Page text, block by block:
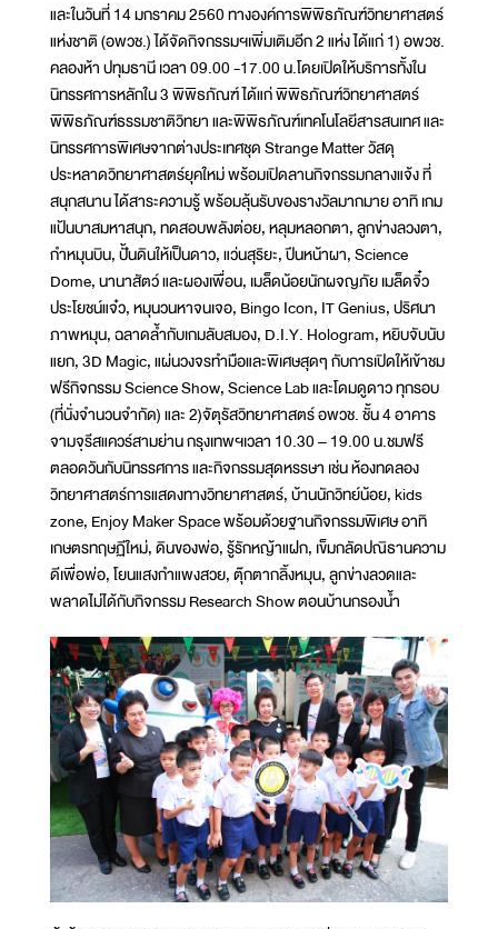
และในวันที่ 14 มกราคม 2560 ทางองค์การพิพิธภัณฑ์วิทยาศาสตร์
แห่งชาติ (อพวช.) ได้จัดกิจกรรมฯเพิ่มเติมอีก 2 แห่ง ได้แก่ 1) อพวช.
คลองห้า ปทุมธานี เวลา 09.00 -17.00 น.โดยเปิดให้บริการทั้งใน
นิทรรศการหลักใน 3 พิพิธภัณฑ์ ได้แก่ พิพิธภัณฑ์วิทยาศาสตร์
พิพิธภัณฑ์ธรรมชาติวิทยา และพิพิธภัณฑ์เทคโนโลยีสารสนเทศ และ
นิทรรศการพิเศษจากต่างประเทศชุด Strange Matter วัสดุ
ประหลาดวิทยาศาสตร์ยุคใหม่ พร้อมเปิดลานกิจกรรมกลางแจ้ง ที่
สนุกสนาน ได้สาระความรู้ พร้อมลุ้นรับของรางวัลมากมาย อาทิ เกม
แป้นบาสมหาสนุก, ทดสอบพลังต่อย, หลุมหลอกตา, ลูกข่างลวงตา,
กำหมุนบิน, ปั้นดินให้เป็นดาว, แว่นสุริยะ, ปีนหน้าผา, Science
Dome, นานาสัตว์ และผองเพื่อน, เมล็ดน้อยนักผจญภัย เมล็ดจิ๋ว
ประโยชน์แจ๋ว, หมุนวนหาจนเจอ, Bingo Icon, IT Genius, ปริศนา
ภาพหมุน, ฉลาดล้ำกับเกมลับสมอง, D.I.Y. Hologram, หยิบจับนับ
แยก, 3D Magic, แผ่นวงจรทำมือและพิเศษสุดๆ กับการเปิดให้เข้าชม
ฟรีกิจกรรม Science Show, Science Lab และโดมดูดาว ทุกรอบ
(ที่นั่งจำนวนจำกัด) และ 2)จัตุรัสวิทยาศาสตร์ อพวช. ชั้น 4 อาคาร
จามจุรีสแควร์สามย่าน กรุงเทพฯเวลา 10.30 – 19.00 น.ชมฟรี
ตลอดวันกับนิทรรศการ และกิจกรรมสุดหรรษา เช่น ห้องทดลอง
วิทยาศาสตร์การแสดงทางวิทยาศาสตร์, บ้านนักวิทย์น้อย, kids
zone, Enjoy Maker Space พร้อมด้วยฐานกิจกรรมพิเศษ อาทิ
เกษตรทฤษฏีใหม่, ดินของพ่อ, รู้รักหญ้าแฝก, เข็มกลัดปณิธานความ
ดีเพื่อพ่อ, โยนแสงกำแพงสวย, ตุ๊กตากลิ้งหมุน, ลูกข่างลวดและ
พลาดไม่ได้กับกิจกรรม Research Show ตอนบ้านกรองน้ำ